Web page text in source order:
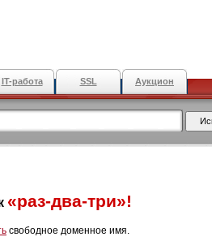
IT-работа SSL Аукцион
«раз-два-три»!
свободное доменное имя.